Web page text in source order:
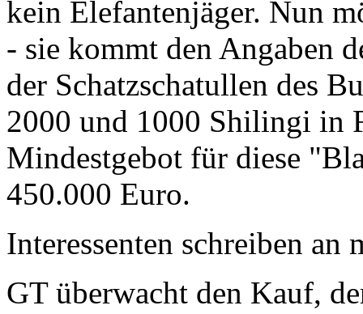
kein Elefantenjäger. Nun
- sie kommt den Angaben
der Schatzschatullen des
2000 und 1000 Shilingi in
Mindestgebot für diese
450.000 Euro.
Interessenten schreiben
GT überwacht den Kauf,